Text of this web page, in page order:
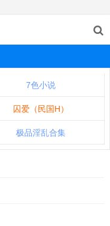
7色小说
囚爱（民国H）
极品淫乱合集